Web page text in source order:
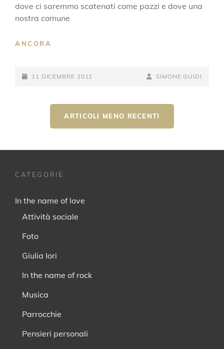
dove ci saremmo scatenati come pazzi e dove una
nostra comune
ANCORA
CON
POSTED-
11 DICEMBRE 2011
BY
BYLINE
SIMONE GUIDI
Navigazione
ARTICOLI MENO RECENTI
CATEGORIE
In the name of love
Attività sociale
Foto
Giulia Iori
In the name of rock
Musica
Parrocchie
Pensieri personali